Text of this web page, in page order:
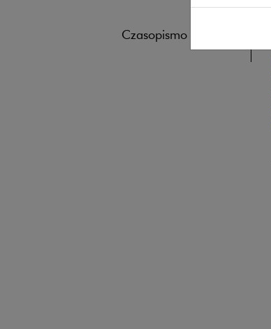
Książki
Czasopismo naukowe